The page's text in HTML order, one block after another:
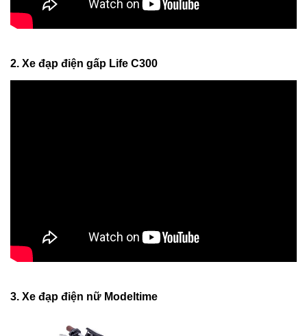
2. Xe đạp điện gấp Life C300
3. Xe đạp điện nữ Modeltime